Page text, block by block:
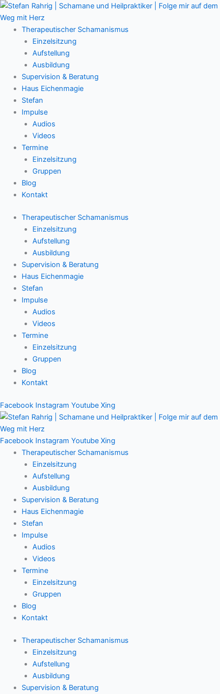
Zum
Inhalt
springenTherapeutischer Schamanismus
Einzelsitzung
Aufstellung
Ausbildung
Supervision & Beratung
Haus Eichenmagie
Stefan
Impulse
Audios
Videos
Termine
Einzelsitzung
Gruppen
Blog
Kontakt
Therapeutischer Schamanismus
Einzelsitzung
Aufstellung
Ausbildung
Supervision & Beratung
Haus Eichenmagie
Stefan
Impulse
Audios
Videos
Termine
Einzelsitzung
Gruppen
Blog
Kontakt
Facebook Instagram Youtube Xing
Facebook Instagram Youtube Xing
Therapeutischer Schamanismus
Einzelsitzung
Aufstellung
Ausbildung
Supervision & Beratung
Haus Eichenmagie
Stefan
Impulse
Audios
Videos
Termine
Einzelsitzung
Gruppen
Blog
Kontakt
Therapeutischer Schamanismus
Einzelsitzung
Aufstellung
Ausbildung
Supervision & Beratung
Main
Menu